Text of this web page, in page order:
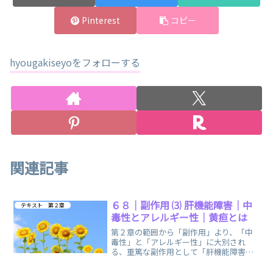
Pinterest コピー
hyougakiseyoをフォローする
関連記事
テキスト 第２章
６８｜副作用 ⑶ 肝機能障害｜中
毒性とアレルギー性｜黄疸とは
第２章の範囲から「副作用」より、「中
毒性」と「アレルギー性」に大別され
る、重篤な副作用として「肝機能障害」